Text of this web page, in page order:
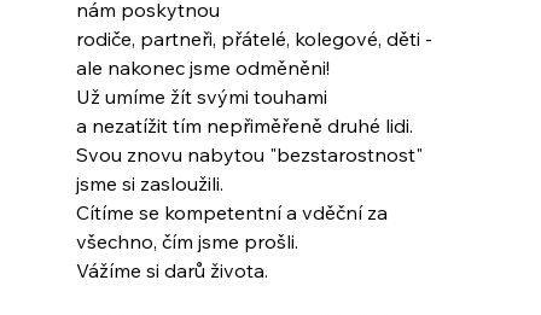
nám poskytnou
rodiče, partneři, přátelé, kolegové, děti -
ale nakonec jsme odměněni!
Už umíme žít svými touhami
a nezatížit tím nepřiměřeně druhé lidi.
Svou znovu nabytou "bezstarostnost"
jsme si zasloužili.
Cítíme se kompetentní a vděční za
všechno, čím jsme prošli.
Vážíme si darů života.